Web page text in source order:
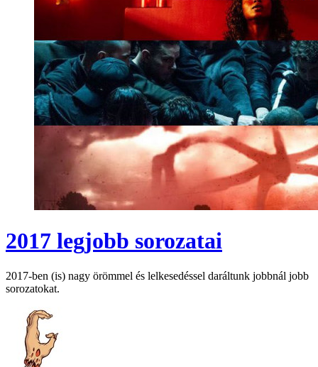
2017 legjobb sorozatai
2017-ben (is) nagy örömmel és lelkesedéssel daráltunk jobbnál jobb
sorozatokat.